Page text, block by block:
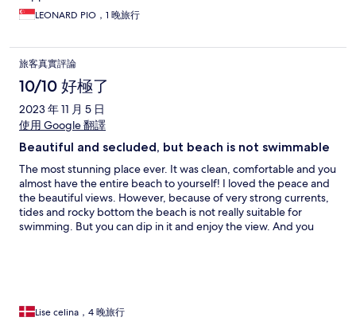
away from the bubble hotel.Staff was very friendly but so many
unspoken rules. First when we booked the hotel(enchanted by
received the confirmation email it stated we will take your
OVERSIZED luggage- Pls state the luggage size next time!!!
Then at the bottom Be AWARE of the large suitcase/luggages or
luggage NOT More than 15kg Cannot be transported to your
bubble hotel. This is ridiculous as our luggage is less than 15kg
and now the staff gave us 2 rented waterproof backpacks to
my luggage tonight iad we are leaving tomorrow. Second
disappointment was when the staff showed the video how to
go to the room.They only provided free shuttle for check in and
check out to the meeting point other than that we have to pay
for the gojek after 8pm.Lastly I only received brief details from
this hotel when I checked with hotels.com. There’s was no
LEONARD PIO，1 晚旅行
旅客真實評論
10/10 好極了
2023 年 11 月 5 日
使用 Google 翻譯
Beautiful and secluded, but beach is not swimmable
The most stunning place ever. It was clean, comfortable and you
almost have the entire beach to yourself! I loved the peace and
the beautiful views. However, because of very strong currents,
tides and rocky bottom the beach is not really suitable for
swimming. But you can dip in it and enjoy the view. And you
sure you had a great stay. Especially Bim did a great job! Be
Lise celina，4 晚旅行